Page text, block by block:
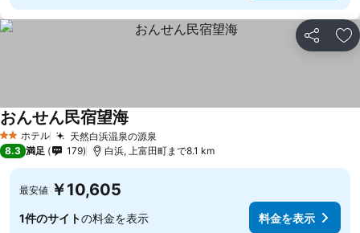
シェア お
2 ホテルのランク
ホテル 天然白浜温泉の源泉
おんせん民宿望海
8.3 満足 179 白浜, 上富田町まで8.1 km
最安値 ￥10,605
1件のサイトの料金を表示 料金を表示